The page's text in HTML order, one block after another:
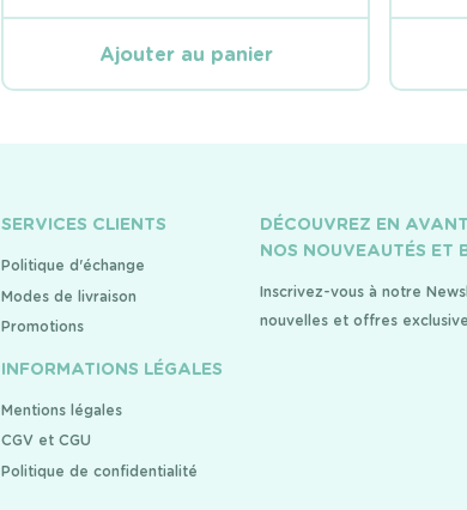
Ajouter au panier
SERVICES CLIENTS
Politique d'échange
Modes de livraison
Promotions
INFORMATIONS LÉGALES
Mentions légales
CGV et CGU
Politique de confidentialité
DÉCOUVREZ EN
NOS NOUVEAUTÉS ET
Inscrivez-vous à notre
nouvelles et offres